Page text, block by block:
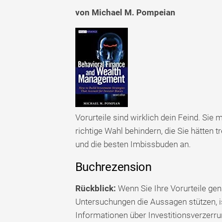
von Michael M. Pompeian
Vorurteile sind wirklich dein Feind. Sie
richtige Wahl behindern, die Sie hätten
und die besten Imbissbuden an.
Buchrezension
Rückblick: Wenn Sie Ihre Vorurteile
Untersuchungen die Aussagen
Informationen über